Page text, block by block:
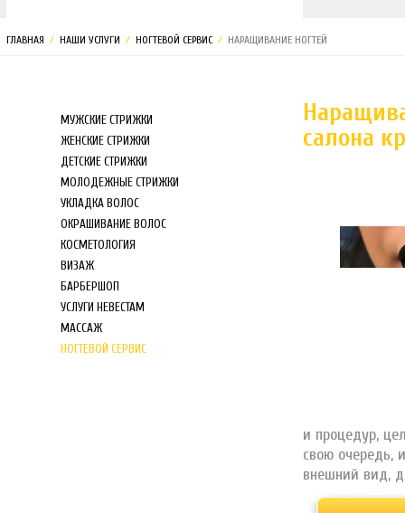
ГЛАВНАЯ / НАШИ УСЛУГИ / НОГТЕВОЙ СЕРВИС / НАРАЩИВАНИЕ НОГТЕЙ
МУЖСКИЕ СТРИЖКИ
ЖЕНСКИЕ СТРИЖКИ
ДЕТСКИЕ СТРИЖКИ
МОЛОДЕЖНЫЕ СТРИЖКИ
УКЛАДКА ВОЛОС
ОКРАШИВАНИЕ ВОЛОС
КОСМЕТОЛОГИЯ
ВИЗАЖ
БАРБЕРШОП
УСЛУГИ НЕВЕСТАМ
МАССАЖ
НОГТЕВОЙ СЕРВИС
салона
и процедур,
свою очередь,
внешний вид,